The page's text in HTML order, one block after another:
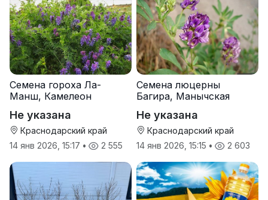
Семена гороха Ла-
Манш, Камелеон
Не указана
Краснодарский край
14 янв 2026, 15:17 • 2 555
Семена люцерны
Багира, Манычская
Не указана
Краснодарский край
14 янв 2026, 15:15 • 2 603